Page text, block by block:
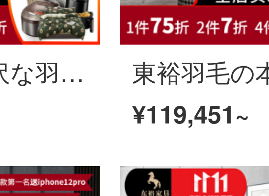
東裕意式軽い贅沢な羽毛の科学技術の布のソファーの貴妃の位の北欧の簡単な客間の近代的な小型の家型の皮の家具の輸出版の柔らかい包みは70%の羽毛の+30%の絹織物を満たします。
¥119,451~